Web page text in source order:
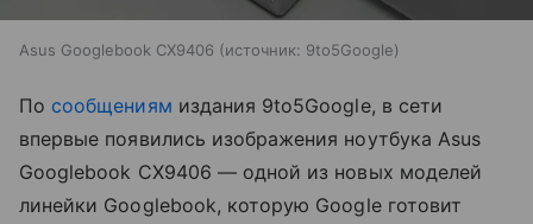
Asus Googlebook CX9406 источник: 9to5Google
По сообщениям издания 9to5Google, в сети
впервые появились изображения ноутбука Asus
Googlebook CX9406 — одной из новых моделей
линейки Googlebook, которую Google готовит